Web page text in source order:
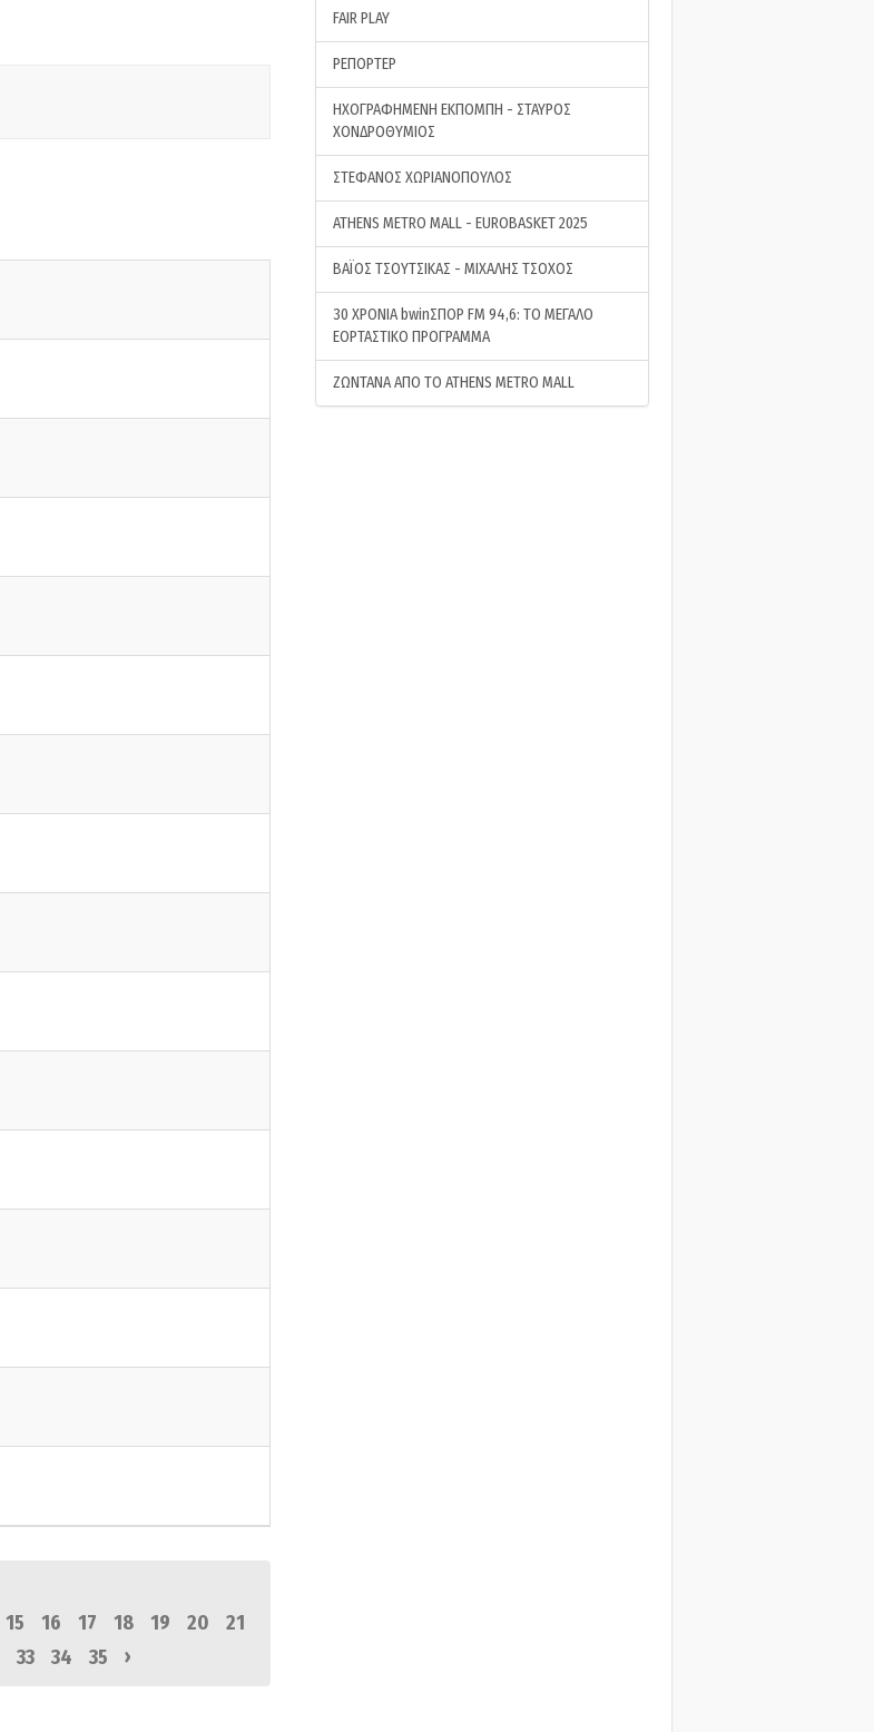
15 16 17 18 19 20
21
33 34 35 ›
FAIR PLAY
ΡΕΠΟΡΤΕΡ
ΗΧΟΓΡΑΦΗΜΕΝΗ ΕΚΠΟΜΠΗ - ΣΤΑΥΡΟΣ
ΧΟΝΔΡΟΘΥΜΙΟΣ
ΣΤΕΦΑΝΟΣ ΧΩΡΙΑΝΟΠΟΥΛΟΣ
ATHENS METRO MALL - EUROBASKET 2025
ΒΑΪΟΣ ΤΣΟΥΤΣΙΚΑΣ - ΜΙΧΑΛΗΣ ΤΣΟΧΟΣ
30 ΧΡΟΝΙΑ bwinΣΠΟΡ FM 94,6: ΤΟ ΜΕΓΑΛΟ
ΕΟΡΤΑΣΤΙΚΟ ΠΡΟΓΡΑΜΜΑ
ΖΩΝΤΑΝΑ ΑΠΟ ΤΟ ATHENS METRO MALL